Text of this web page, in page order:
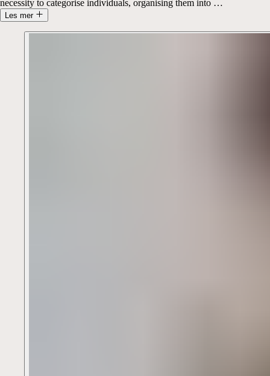
necessity to categorise individuals, organising them into …
Les mer